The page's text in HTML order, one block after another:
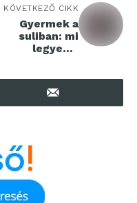
KÖVETKEZŐ CIKK
Gyermek a
suliban: mi
legyen a